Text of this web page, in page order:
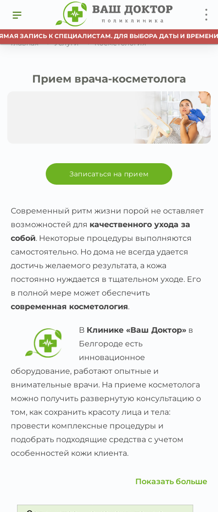
К СПЕЦИАЛИСТАМ. ДЛЯ ВЫБОРА ДАТЫ И ВРЕМЕНИ
Главная Услуги Косметология
Прием врача-косметолога
Записаться на прием
Современный ритм жизни порой не оставляет
возможностей для качественного ухода за
собой. Некоторые процедуры выполняются
самостоятельно. Но дома не всегда удается
достичь желаемого результата, а кожа
постоянно нуждается в тщательном уходе. Его
в полной мере может обеспечить
современная косметология.
В Клинике «Ваш Доктор» в
Белгороде есть
инновационное
оборудование, работают опытные и
внимательные врачи. На приеме косметолога
можно получить развернутую консультацию о
том, как сохранить красоту лица и тела:
провести комплексные процедуры и
подобрать подходящие средства с учетом
особенностей кожи клиента.
Показать больше